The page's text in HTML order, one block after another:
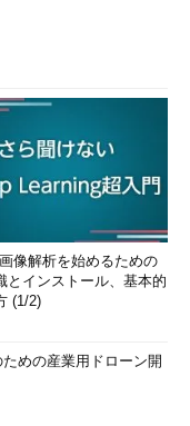
像解析を始めるための
とインストール、基本的
(1/2)
めの産業用ドローン開